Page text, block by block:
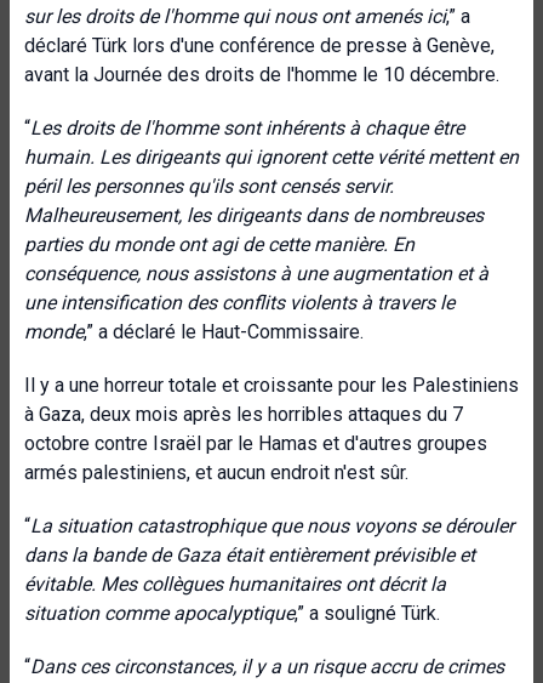
sur les droits de l'homme qui nous ont amenés ici,” a
déclaré Türk lors d'une conférence de presse à Genève,
avant la Journée des droits de l'homme le 10 décembre.
“Les droits de l'homme sont inhérents à chaque être
humain. Les dirigeants qui ignorent cette vérité mettent en
péril les personnes qu'ils sont censés servir.
Malheureusement, les dirigeants dans de nombreuses
parties du monde ont agi de cette manière. En
conséquence, nous assistons à une augmentation et à
une intensification des conflits violents à travers le
monde,” a déclaré le Haut-Commissaire.
Il y a une horreur totale et croissante pour les Palestiniens
à Gaza, deux mois après les horribles attaques du 7
octobre contre Israël par le Hamas et d'autres groupes
armés palestiniens, et aucun endroit n'est sûr.
“La situation catastrophique que nous voyons se dérouler
dans la bande de Gaza était entièrement prévisible et
évitable. Mes collègues humanitaires ont décrit la
situation comme apocalyptique,” a souligné Türk.
“Dans ces circonstances, il y a un risque accru de crimes